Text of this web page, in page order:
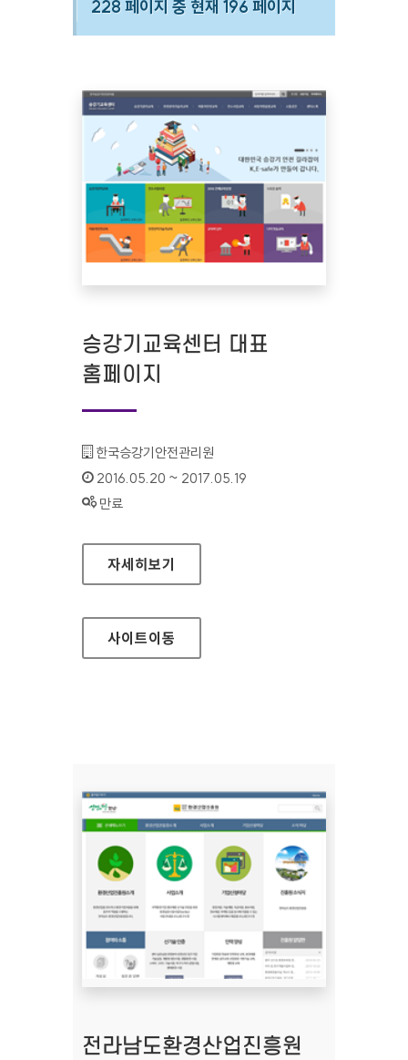
228 페이지 중 현재 196 페이지
승강기교육센터 대표
홈페이지
기관명 :
한국승강기안전관리원
인증기간 :
2016.05.20 ~ 2017.05.19
상태 :
만료
승강기교육센터 대표 홈페이지
자세히보기
사이트이동
전라남도환경산업진흥원